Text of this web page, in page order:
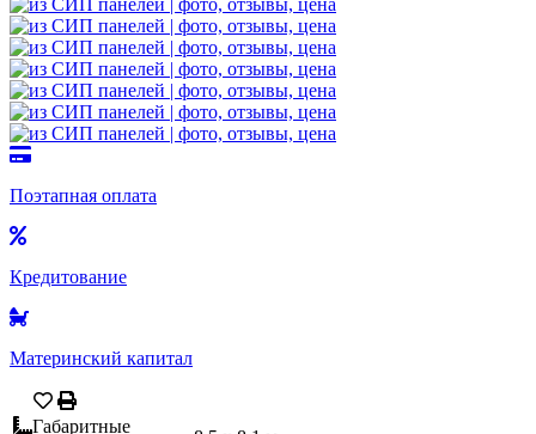
Поэтапная оплата
Кредитование
Материнский капитал
Габаритные